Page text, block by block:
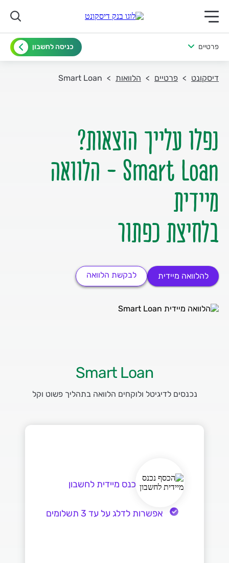
תפריט ראשי לנייד
פרטיים כניסה לחשבון
דיסקונט פרטיים הלוואות Smart Loan
Smart Loan - הלוואה
בלחיצת כפתור
להלוואה מיידית לבקשת הלוואה
Smart Loan
נכנסים לדיגיטל ולוקחים הלוואה בתהליך פשוט וקל
הכסף נכנס מיידית לחשבון
אפשרות לדלג על עד 3 תשלומים